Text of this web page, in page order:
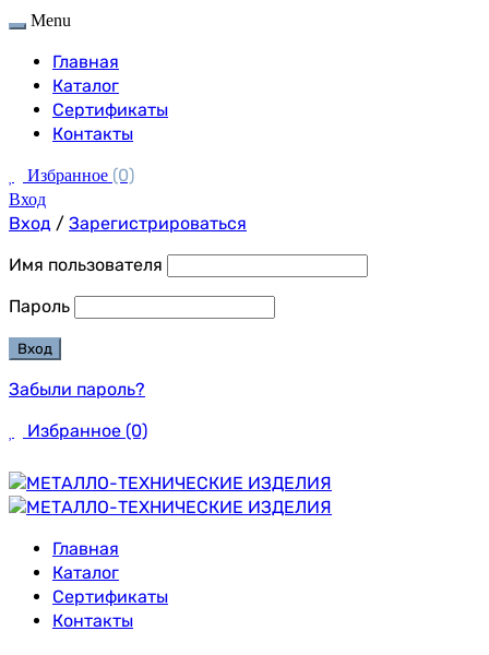
Menu
Главная
Каталог
Сертификаты
Контакты
Избранное (0)
Вход
Вход / Зарегистрироваться
Имя пользователя
Пароль
Забыли пароль?
Избранное (0)
Главная
Каталог
Сертификаты
Контакты